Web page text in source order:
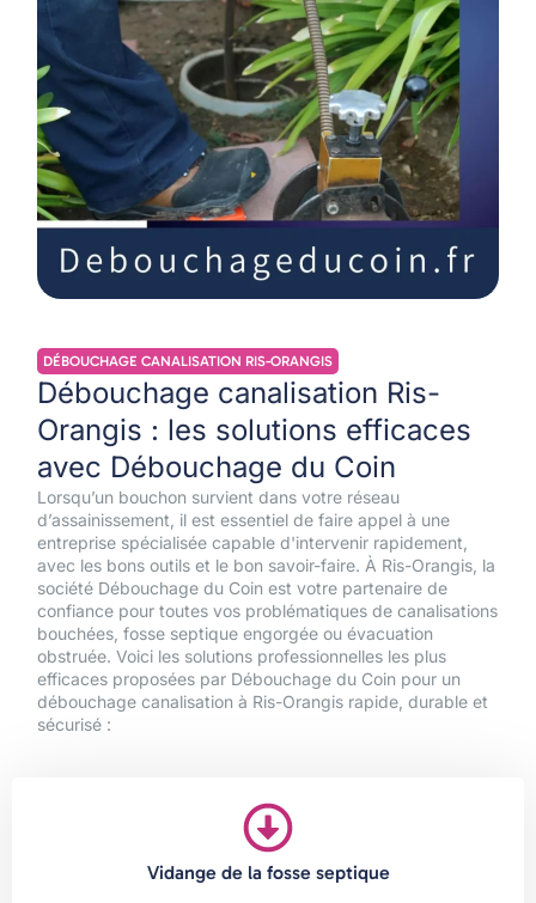
DÉBOUCHAGE CANALISATION RIS-ORANGIS
Débouchage canalisation Ris-
Orangis : les solutions efficaces
avec Débouchage du Coin
Lorsqu’un bouchon survient dans votre réseau
d’assainissement, il est essentiel de faire appel à une
entreprise spécialisée capable d'intervenir rapidement,
avec les bons outils et le bon savoir-faire. À Ris-Orangis, la
société Débouchage du Coin est votre partenaire de
confiance pour toutes vos problématiques de canalisations
bouchées, fosse septique engorgée ou évacuation
obstruée. Voici les solutions professionnelles les plus
efficaces proposées par Débouchage du Coin pour un
débouchage canalisation à Ris-Orangis rapide, durable et
sécurisé :
Vidange de la fosse septique